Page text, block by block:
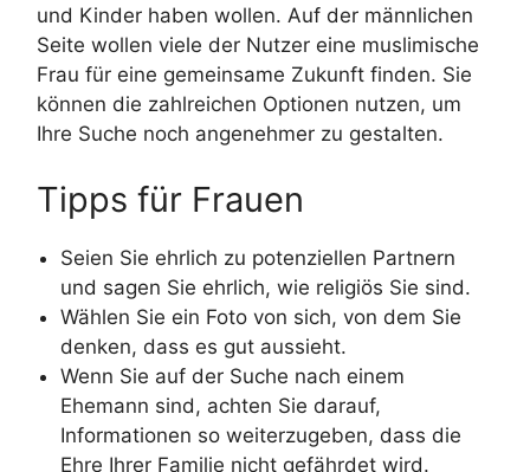
und Kinder haben wollen. Auf der männlichen
Seite wollen viele der Nutzer eine muslimische
Frau für eine gemeinsame Zukunft finden. Sie
können die zahlreichen Optionen nutzen, um
Ihre Suche noch angenehmer zu gestalten.
Tipps für Frauen
Seien Sie ehrlich zu potenziellen Partnern
und sagen Sie ehrlich, wie religiös Sie sind.
Wählen Sie ein Foto von sich, von dem Sie
denken, dass es gut aussieht.
Wenn Sie auf der Suche nach einem
Ehemann sind, achten Sie darauf,
Informationen so weiterzugeben, dass die
Ehre Ihrer Familie nicht gefährdet wird.